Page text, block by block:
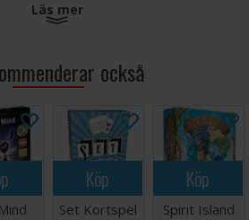
hylla för att lägga ut, komplettera
4 pjäser med samma nummer, men
av minst 3 pjäser i samma färg
ersätter vilken pjäs som helst
av spelarna har gjort sig av med alla
Läs mer
också
Köp
Set Kortspel
Köp
Spirit Island